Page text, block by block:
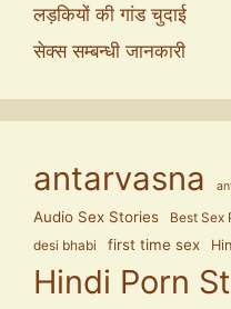
लड़कियों की गांड चुदाई
सेक्स सम्बन्धी जानकारी
antarvasna
Audio Sex Stories Best Sex
desi bhabi
first time sex
Hindi Porn